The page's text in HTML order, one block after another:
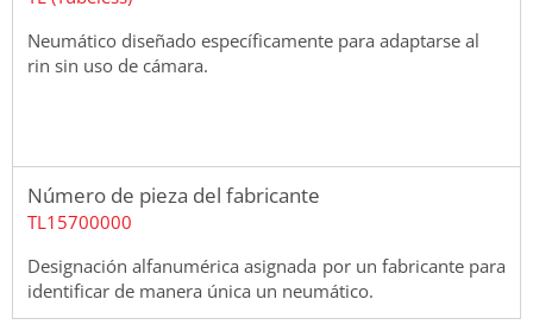
Neumático diseñado específicamente para adaptarse al
rin sin uso de cámara.
Número de pieza del fabricante
TL15700000
Designación alfanumérica asignada por un fabricante para
identificar de manera única un neumático.